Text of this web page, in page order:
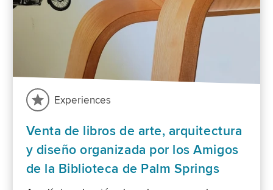
Experiences
Venta de libros de arte, arquitectura
y diseño organizada por los Amigos
de la Biblioteca de Palm Springs